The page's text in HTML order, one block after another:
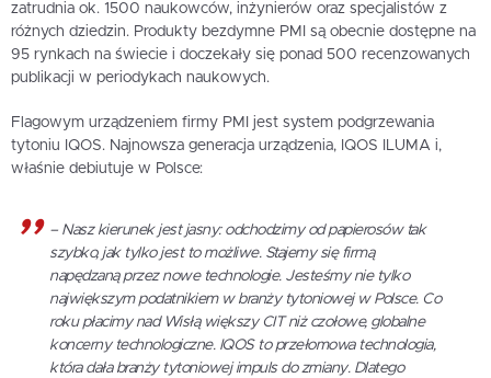
zatrudnia ok. 1500 naukowców, inżynierów oraz specjalistów z
różnych dziedzin. Produkty bezdymne PMI są obecnie dostępne na
95 rynkach na świecie i doczekały się ponad 500 recenzowanych
publikacji w periodykach naukowych.
Flagowym urządzeniem firmy PMI jest system podgrzewania
tytoniu IQOS. Najnowsza generacja urządzenia, IQOS ILUMA i,
właśnie debiutuje w Polsce:
– Nasz kierunek jest jasny: odchodzimy od papierosów tak
szybko, jak tylko jest to możliwe. Stajemy się firmą
napędzaną przez nowe technologie. Jesteśmy nie tylko
największym podatnikiem w branży tytoniowej w Polsce. Co
roku płacimy nad Wisłą większy CIT niż czołowe, globalne
koncerny technologiczne. IQOS to przełomowa technologia,
która dała branży tytoniowej impuls do zmiany. Dlatego